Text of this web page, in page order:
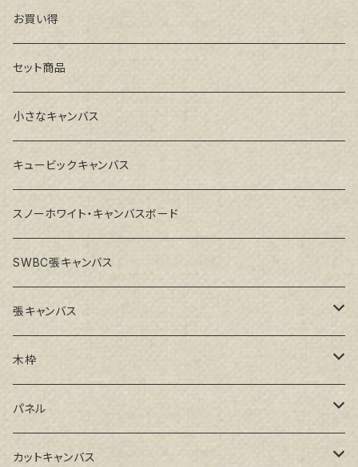
お買い得
セット商品
小さなキャンバス
キュービックキャンバス
スノーホワイト・キャンバスボード
SWBC張キャンバス
張キャンバス
GAERA F(中細目)
GAERA BA(中荒目)
GAERA GLC(中目)
木枠
ルーブル米杉木枠
Paulo木枠
パネル
ラワンパネル
カットキャンバス